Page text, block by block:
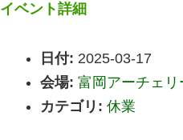
イベント詳細
日付: 2025-03-17
会場: 富岡アーチェリ
カテゴリ: 休業